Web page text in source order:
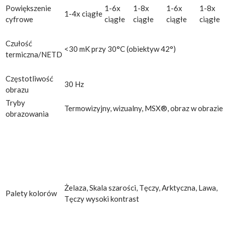
Powiększenie
cyfrowe
1-4x ciągłe
1-6x
ciągłe
1-8x
ciągłe
1-6x
ciągłe
1-8x
ciągłe
Czułość
termiczna/NETD
<30 mK przy 30°C (obiektyw 42°)
Częstotliwość
obrazu
30 Hz
Tryby
obrazowania
Termowizyjny, wizualny, MSX®, obraz w obrazie
Palety kolorów
Żelaza, Skala szarości, Tęczy, Arktyczna, Lawa,
Tęczy wysoki kontrast